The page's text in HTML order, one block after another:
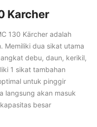
Karcher
130 Kärcher adalah
Memiliki dua sikat utama
debu, daun, kerikil,
1 sikat tambahan
untuk pinggir
langsung akan masuk
besar